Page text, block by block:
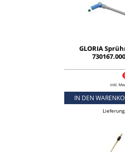
GLORIA
inkl.
IN DEN